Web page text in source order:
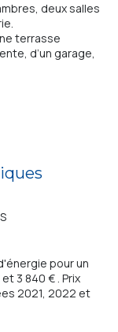
deux salles
terrasse
d’un garage,
pour un
3 840 € . Prix
2021, 2022 et